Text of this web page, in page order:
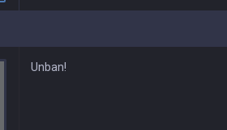
Unban!